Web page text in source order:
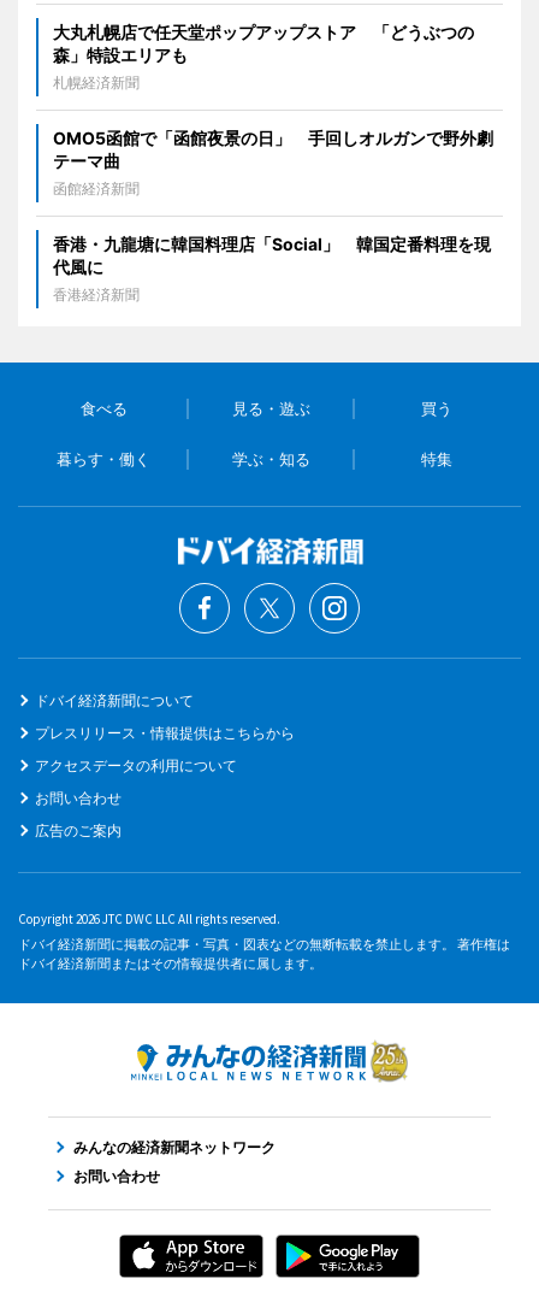
大丸札幌店で任天堂ポップアップストア 「どうぶつの
森」特設エリアも
札幌経済新聞
OMO5函館で「函館夜景の日」 手回しオルガンで野外劇
テーマ曲
函館経済新聞
香港・九龍塘に韓国料理店「Social」 韓国定番料理を現
代風に
香港経済新聞
食べる 見る・遊ぶ 買う
暮らす・働く 学ぶ・知る 特集
ドバイ経済新聞について
プレスリリース・情報提供はこちらから
アクセスデータの利用について
お問い合わせ
広告のご案内
Copyright 2026 JTC DWC LLC All rights reserved.
ドバイ経済新聞に掲載の記事・写真・図表などの無断転載を禁止します。 著作権は
ドバイ経済新聞またはその情報提供者に属します。
みんなの経済新聞ネットワーク
お問い合わせ